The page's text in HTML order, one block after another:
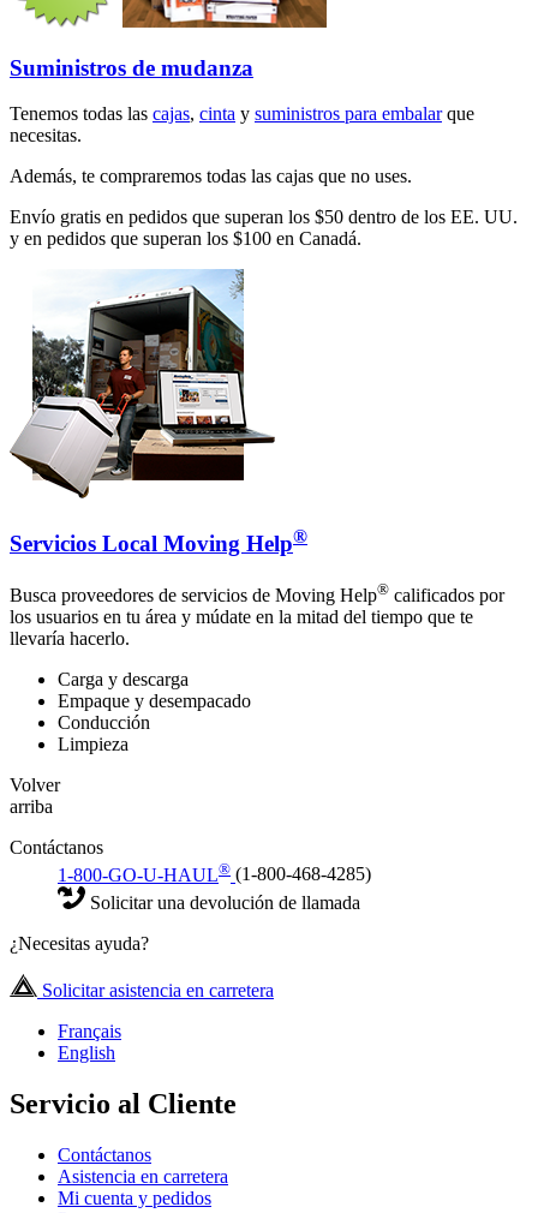
Suministros de mudanza
Tenemos todas las cajas, cinta y suministros para embalarque
necesitas.
Además, te compraremos todas las cajas que no uses.
Envío gratis en pedidos que superan los $50 dentro de los EE. UU.
y en pedidos que superan los $100 en Canadá.
Servicios Local Moving Help®
Busca proveedores de servicios de Moving Help® calificados por
los usuarios en tu área y múdate en la mitad del tiempo que te
llevaría hacerlo.
Carga y descarga
Empaque y desempacado
Conducción
Limpieza
Volver
arriba
Contáctanos
1-800-GO-U-HAUL® (1-800-468-4285)
Solicitar una devolución de llamada
¿Necesitas ayuda?
Solicitar asistencia en carretera
Français
English
Servicio al Cliente
Contáctanos
Asistencia en carretera
Mi cuenta y pedidos